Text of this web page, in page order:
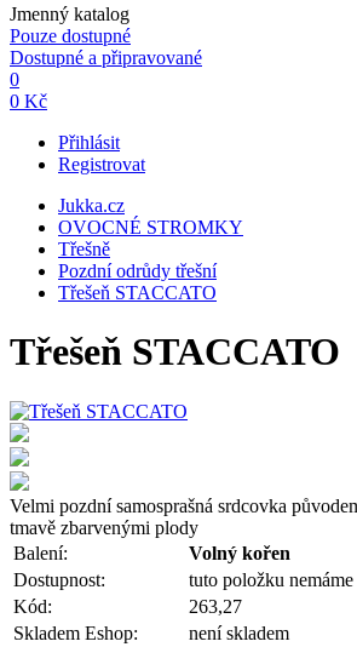
Jmenný katalog
Pouze dostupné
Dostupné a připravované
0
0 Kč
Přihlásit
Registrovat
Jukka.cz
OVOCNÉ STROMKY
Třešně
Pozdní odrůdy třešní
Třešeň STACCATO
Třešeň STACCATO
Velmi pozdní samosprašná srdcovka
tmavě zbarvenými plody
Balení:
Volný kořen
Dostupnost:
tuto položku
Kód:
263,27
Skladem Eshop:
není skladem